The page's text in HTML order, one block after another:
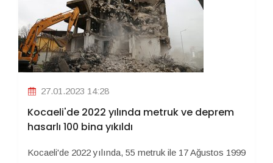
27.01.2023 14:28
Kocaeli'de 2022 yılında metruk ve deprem
hasarlı 100 bina yıkıldı
Kocaeli'de 2022 yılında, 55 metruk ile 17 Ağustos 1999